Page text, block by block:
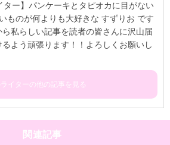
ター】パンケーキとタピオカに目がない
ものが何よりも大好きな すずりお です
ら私らしい記事を読者の皆さんに沢山届
るよう頑張ります！！よろしくお願いし
ライターの他の記事を見る
関連記事